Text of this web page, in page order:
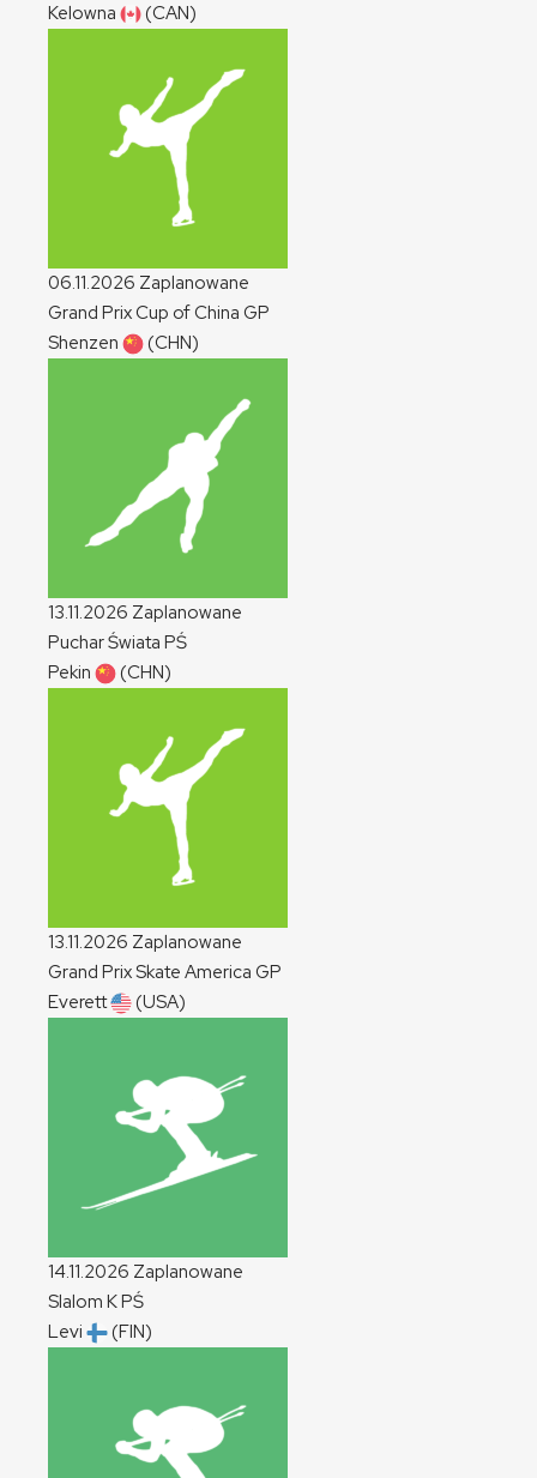
Kelowna
(CAN)
06.11.2026 Zaplanowane
Grand Prix Cup of China GP
Shenzen
(CHN)
13.11.2026 Zaplanowane
Puchar Świata PŚ
Pekin
(CHN)
13.11.2026 Zaplanowane
Grand Prix Skate America GP
Everett
(USA)
14.11.2026 Zaplanowane
Slalom KPŚ
Levi
(FIN)